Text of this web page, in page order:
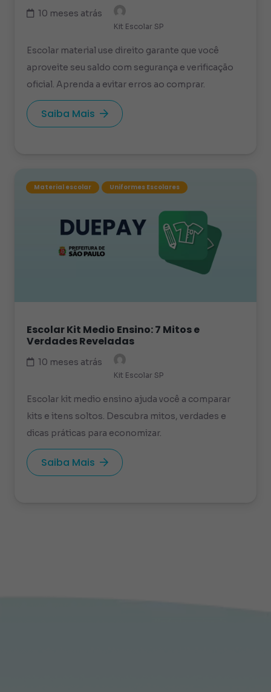
10 meses atrás
Kit Escolar SP
Escolar material use direito garante que você
aproveite seu saldo com segurança e verificação
oficial. Aprenda a evitar erros ao comprar.
Saiba Mais
Material escolar Uniformes Escolares
Escolar Kit Medio Ensino: 7 Mitos e
Verdades Reveladas
10 meses atrás
Kit Escolar SP
Escolar kit medio ensino ajuda você a comparar
kits e itens soltos. Descubra mitos, verdades e
dicas práticas para economizar.
Saiba Mais